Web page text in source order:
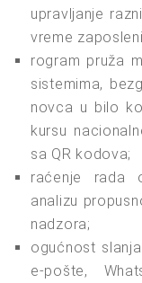
upravljanje
vreme
rogram pruža
sistemima,
novca u bilo
kursu
sa QR kodova;
raćenje rada
analizu
nadzora;
ogućnost
e-pošte,